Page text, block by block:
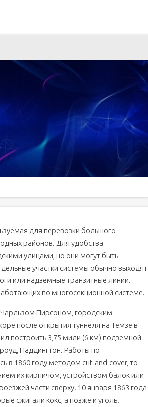
для перевозки большого
районов. Для удобства
улицами, но они могут быть
участки системы обычно выходят
или надземные транзитные линии.
по многосекционной системе.
Пирсоном, городским
после открытия туннеля на Темзе в
построить 3,75 мили (6 км) подземной
Паддингтон. Работы по
в 1860 году методом cut-and-cover, то
их кирпичом, устройством балок или
части сверху. 10 января 1863 года
сжигали кокс, а позже и уголь.